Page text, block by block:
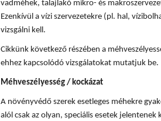
vadméhek, talajlakó mikro- és
Ezenkívül a vízi szervezetekre (pl. hal,
vizsgálni kell.
Cikkünk következő részében a
ehhez kapcsolódó vizsgálatokat mutatjuk be.
Méhveszélyesség / kockázat
A növényvédő szerek esetleges méhekre
alól csak az olyan, speciális esetek